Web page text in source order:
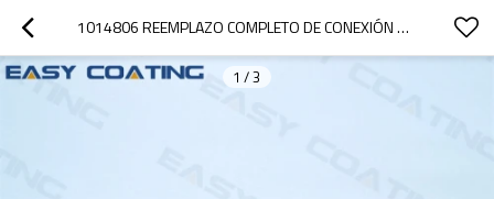
1014806 REEMPLAZO COMPLETO DE CONEXIÓN DE MANGUERA PARA BOMBA DE TRANSFERENCIA DE POLVO IG07
1 /3